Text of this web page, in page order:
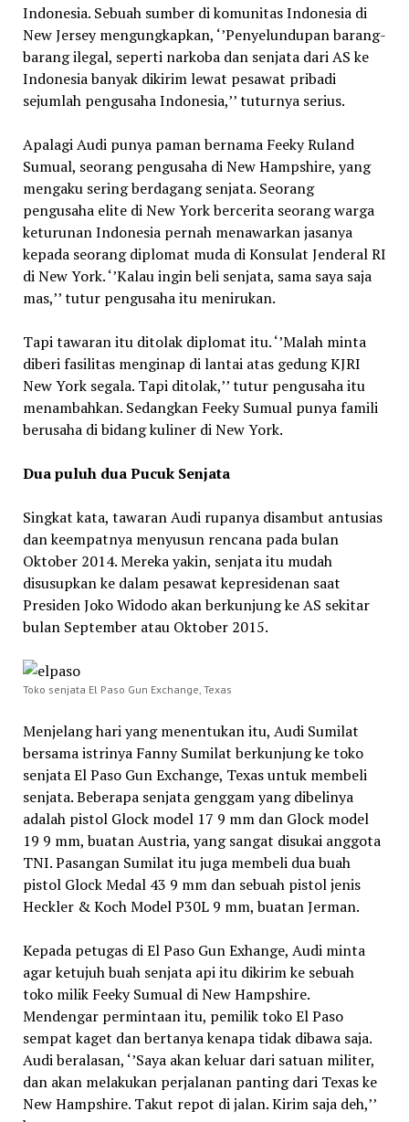
Indonesia. Sebuah sumber di komunitas Indonesia di
New Jersey mengungkapkan, ‘’Penyelundupan barang-
barang ilegal, seperti narkoba dan senjata dari AS ke
Indonesia banyak dikirim lewat pesawat pribadi
sejumlah pengusaha Indonesia,’’ tuturnya serius.
Apalagi Audi punya paman bernama Feeky Ruland
Sumual, seorang pengusaha di New Hampshire, yang
mengaku sering berdagang senjata. Seorang
pengusaha elite di New York bercerita seorang warga
keturunan Indonesia pernah menawarkan jasanya
kepada seorang diplomat muda di Konsulat Jenderal RI
di New York. ‘’Kalau ingin beli senjata, sama saya saja
mas,’’ tutur pengusaha itu menirukan.
Tapi tawaran itu ditolak diplomat itu. ‘’Malah minta
diberi fasilitas menginap di lantai atas gedung KJRI
New York segala. Tapi ditolak,’’ tutur pengusaha itu
menambahkan. Sedangkan Feeky Sumual punya famili
berusaha di bidang kuliner di New York.
Dua puluh dua Pucuk Senjata
Singkat kata, tawaran Audi rupanya disambut antusias
dan keempatnya menyusun rencana pada bulan
Oktober 2014. Mereka yakin, senjata itu mudah
disusupkan ke dalam pesawat kepresidenan saat
Presiden Joko Widodo akan berkunjung ke AS sekitar
bulan September atau Oktober 2015.
Toko senjata El Paso Gun Exchange, Texas
Menjelang hari yang menentukan itu, Audi Sumilat
bersama istrinya Fanny Sumilat berkunjung ke toko
senjata El Paso Gun Exchange, Texas untuk membeli
senjata. Beberapa senjata genggam yang dibelinya
adalah pistol Glock model 17 9 mm dan Glock model
19 9 mm, buatan Austria, yang sangat disukai anggota
TNI. Pasangan Sumilat itu juga membeli dua buah
pistol Glock Medal 43 9 mm dan sebuah pistol jenis
Heckler & Koch Model P30L 9 mm, buatan Jerman.
Kepada petugas di El Paso Gun Exhange, Audi minta
agar ketujuh buah senjata api itu dikirim ke sebuah
toko milik Feeky Sumual di New Hampshire.
Mendengar permintaan itu, pemilik toko El Paso
sempat kaget dan bertanya kenapa tidak dibawa saja.
Audi beralasan, ‘’Saya akan keluar dari satuan militer,
dan akan melakukan perjalanan panting dari Texas ke
New Hampshire. Takut repot di jalan. Kirim saja deh,’’